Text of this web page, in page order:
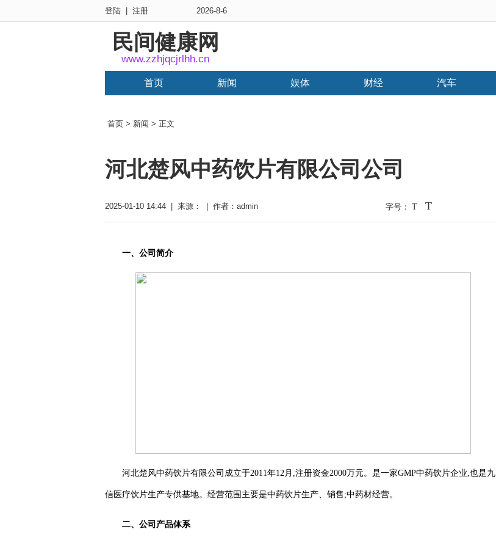
登陆 注册 2026-8-6
民间健康网
www.zzhjqcjrlhh.cn
首页 新闻 娱体 财经 汽车
首页 > 新闻 > 正文
河北楚风中药饮片有限公司公司
2025-01-10 14:44 | 来源： | 作者：admin 字号： T T
一、公司简介
河北楚风中药饮片有限公司成立于2011年12月,注册资金2000万元。是一家GMP中药饮片企业,也是九
信医疗饮片生产专供基地。经营范围主要是中药饮片生产、销售;中药材经营。
二、公司产品体系